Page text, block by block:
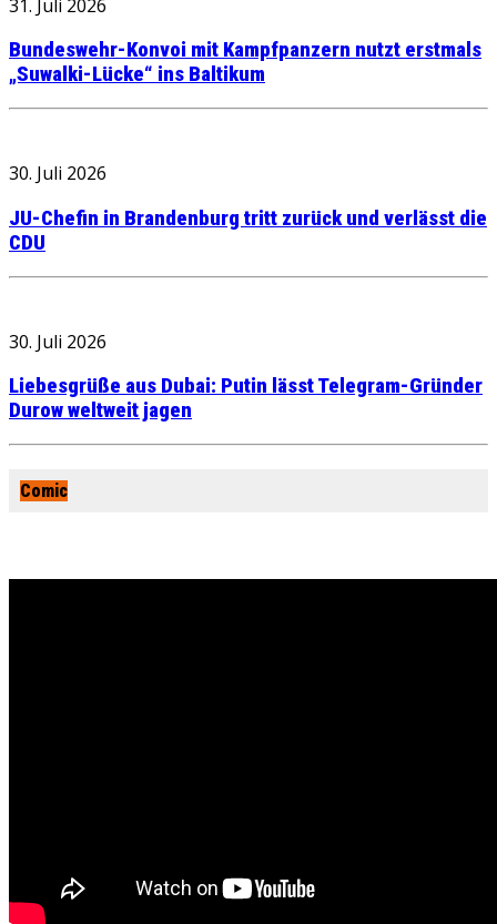
31. Juli 2026
Bundeswehr-Konvoi mit Kampfpanzern nutzt erstmals
„Suwalki-Lücke“ ins Baltikum
30. Juli 2026
JU-Chefin in Brandenburg tritt zurück und verlässt die
CDU
30. Juli 2026
Liebesgrüße aus Dubai: Putin lässt Telegram-Gründer
Durow weltweit jagen
Comic